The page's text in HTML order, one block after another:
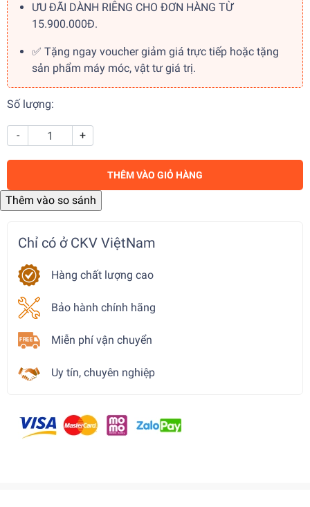
ƯU ĐÃI DÀNH RIÊNG CHO ĐƠN HÀNG TỪ
15.900.000Đ.
✅ Tặng ngay voucher giảm giá trực tiếp hoặc tặng
sản phẩm máy móc, vật tư giá trị.
Số lượng:
- +
THÊM VÀO GIỎ HÀNG
Chỉ có ở CKV ViệtNam
Hàng chất lượng cao
Bảo hành chính hãng
Miễn phí vận chuyển
Uy tín, chuyên nghiệp